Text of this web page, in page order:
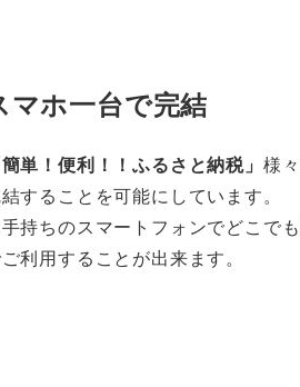
マホ一台で完結
簡単！便利！！ふるさと納税」 様
することを可能にしています。
持ちのスマートフォンでどこで
利用することが出来ます。